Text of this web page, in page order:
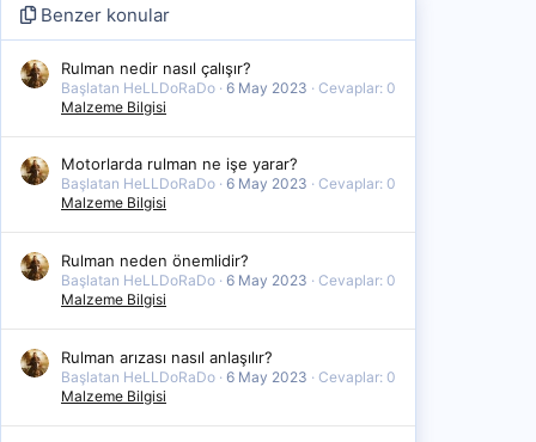
Benzer konular
Rulman nedir nasıl çalışır?
Başlatan HeLLDoRaDo 6 May 2023
Cevaplar: 0
Malzeme Bilgisi
Motorlarda rulman ne işe yarar?
Başlatan HeLLDoRaDo 6 May 2023
Cevaplar: 0
Malzeme Bilgisi
Rulman neden önemlidir?
Başlatan HeLLDoRaDo 6 May 2023
Cevaplar: 0
Malzeme Bilgisi
Rulman arızası nasıl anlaşılır?
Başlatan HeLLDoRaDo 6 May 2023
Cevaplar: 0
Malzeme Bilgisi